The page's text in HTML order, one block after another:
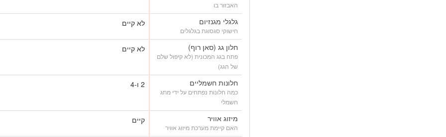
האבזור בו
גלגלי מגנזיום
חישוקי סגסוגת בגלגלים
לא קיים
חלון גג (סאן רוף)
פתח בגג המכונית (לא קיפול שלם
של הגג)
לא קיים
חלונות חשמליים
כמה חלונות נפתחים על ידי מתג
חשמלי
2 ו-4
מיזוג אוויר
האם קיימת מערכת מיזוג אוויר
קיים